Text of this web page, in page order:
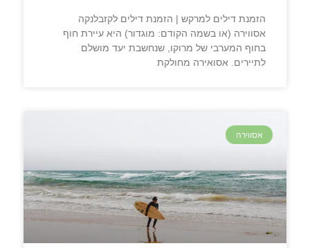
הזמנת דילים למרקש | הזמנת דילים לקזבלנקה
אסווירה (או בשמה הקודם: מוגדור) היא עיירת חוף
בחוף המערבי של מרוקו, שנחשבת יעד מושלם
לתיירים. אסואירה מחולקת
אסווירה